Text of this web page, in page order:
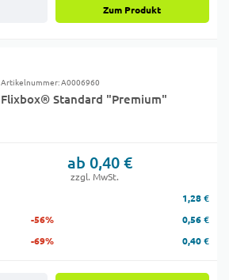
Zum Produkt
Artikelnummer: A0006960
Flixbox® Standard "Premium"
ab 0,40 €
zzgl. MwSt.
1,28 €
-56%
0,56 €
-69% 0,40 €